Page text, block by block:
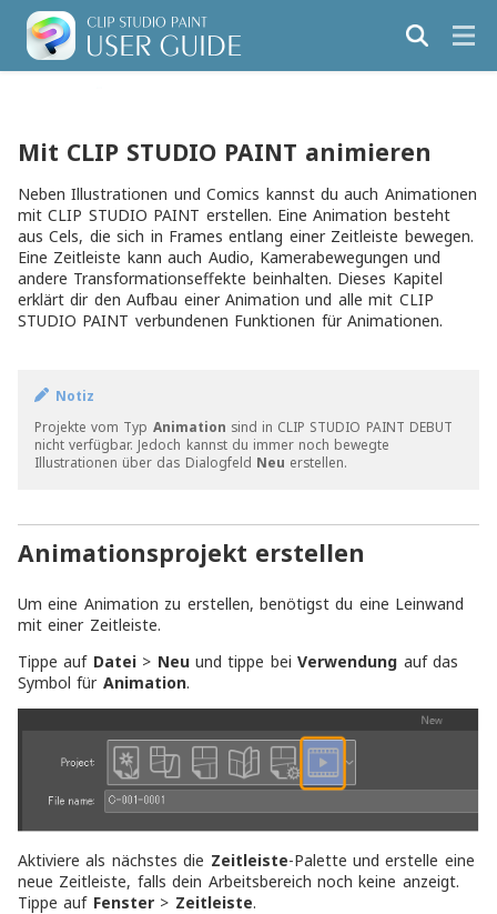
Mit CLIP STUDIO PAINT animieren
Neben Illustrationen und Comics kannst du auch Animationen
mit CLIP STUDIO PAINT erstellen. Eine Animation besteht
aus Cels, die sich in Frames entlang einer Zeitleiste bewegen.
Eine Zeitleiste kann auch Audio, Kamerabewegungen und
andere Transformationseffekte beinhalten. Dieses Kapitel
erklärt dir den Aufbau einer Animation und alle mit CLIP
STUDIO PAINT verbundenen Funktionen für Animationen.
Notiz
Projekte vom Typ Animation sind in CLIP STUDIO PAINT DEBUT
nicht verfügbar. Jedoch kannst du immer noch bewegte
Illustrationen über das Dialogfeld Neu erstellen.
Animationsprojekt erstellen
Um eine Animation zu erstellen, benötigst du eine Leinwand
mit einer Zeitleiste.
Tippe auf Datei> Neuund tippe beiVerwendung auf das
Symbol für Animation.
Aktiviere als nächstes die Zeitleiste-Palette und erstelle eine
neue Zeitleiste, falls dein Arbeitsbereich noch keine anzeigt.
Tippe auf Fenster> Zeitleiste.